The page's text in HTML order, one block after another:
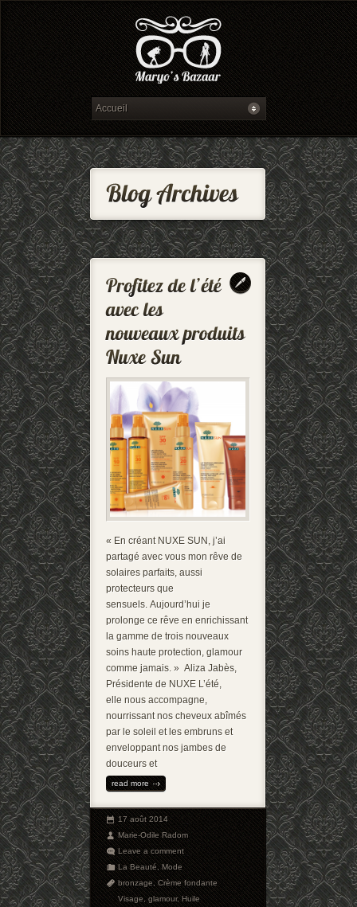
« En créant NUXE SUN, j’ai
partagé avec vous mon rêve de
solaires parfaits, aussi
protecteurs que
sensuels. Aujourd’hui je
prolonge ce rêve en enrichissant
la gamme de trois nouveaux
soins haute protection, glamour
comme jamais. » Aliza Jabès,
Présidente de NUXE L’été,
elle nous accompagne,
nourrissant nos cheveux abîmés
par le soleil et les embruns et
enveloppant nos jambes de
douceurs et
read more
17 août 2014
Marie-Odile Radom
Leave a comment
La Beauté,Mode
bronzage,Crème fondante
Visage,glamour,Huile